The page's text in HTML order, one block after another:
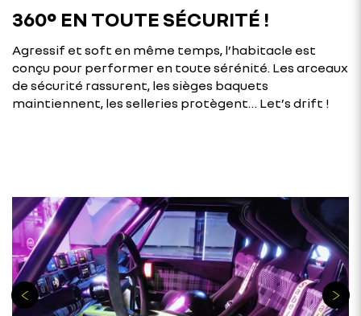
360° EN TOUTE SÉCURITÉ !
Agressif et soft en même temps, l’habitacle est
conçu pour performer en toute sérénité. Les arceaux
de sécurité rassurent, les sièges baquets
maintiennent, les selleries protègent… Let’s drift !